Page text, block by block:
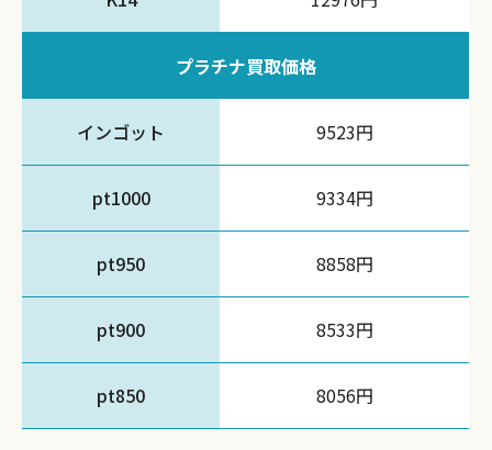
プラチナ買取価格
インゴット 9523円
pt1000 9334円
pt950 8858円
pt900 8533円
pt850 8056円